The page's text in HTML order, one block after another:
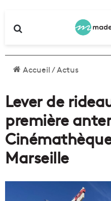
Accueil/Actus
Lever de
première
Marseille